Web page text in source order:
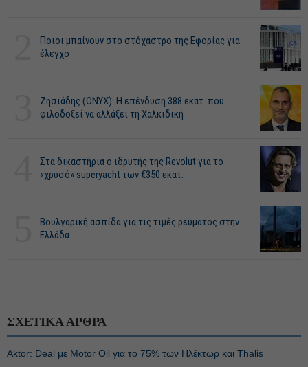
Ποιοι μπαίνουν στο στόχαστρο της Εφορίας για
έλεγχο
Ζησιάδης (ONYX): Η επένδυση 388 εκατ. που
φιλοδοξεί να αλλάξει τη Χαλκιδική
Στα δικαστήρια ο ιδρυτής της Revolut για το
«χρυσό» superyacht των €350 εκατ.
Βουλγαρική ασπίδα για τις τιμές ρεύματος στην
Ελλάδα
ΣΧΕΤΙΚΑ ΑΡΘΡΑ
Aktor: Deal με Motor Oil για το 75% των Ηλέκτωρ και Thalis